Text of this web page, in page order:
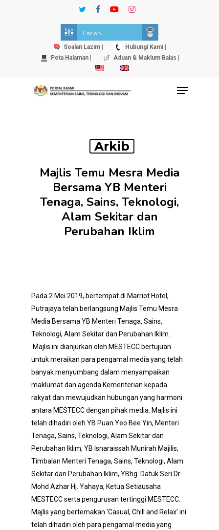
twitterfacebookyoutubeinstagram
Soalan Lazim |
Hubungi Kami |
Peta Halaman |
Aduan & Maklum Balas |
Menu
Arkib
Majlis Temu Mesra Media
Bersama YB Menteri
Tenaga, Sains, Teknologi,
Alam Sekitar dan
Perubahan Iklim
Pada 2 Mei 2019, bertempat di Marriot Hotel,
Putrajaya telah berlangsung Majlis Temu Mesra
Media Bersama YB Menteri Tenaga, Sains,
Teknologi, Alam Sekitar dan Perubahan Iklim.
Majlis ini dianjurkan oleh MESTECC bertujuan
untuk meraikan para pengamal media yang telah
banyak menyumbang dalam menyampaikan
maklumat dan agenda Kementerian kepada
rakyat dan mewujudkan hubungan yang harmoni
antara MESTECC dengan pihak media. Majlis ini
telah dihadiri oleh YB Puan Yeo Bee Yin, Menteri
Tenaga, Sains, Teknologi, Alam Sekitar dan
Perubahan Iklim, YB Isnaraissah Munirah Majilis,
Timbalan Menteri Tenaga, Sains, Teknologi, Alam
Sekitar dan Perubahan Iklim, YBhg. Datuk Seri Dr.
Mohd Azhar Hj. Yahaya, Ketua Setiausaha
MESTECC serta pengurusan tertinggi MESTECC.
Majlis yang bertemakan ‘Casual, Chill and Relax’ ini
telah dihadiri oleh para pengamal media yang